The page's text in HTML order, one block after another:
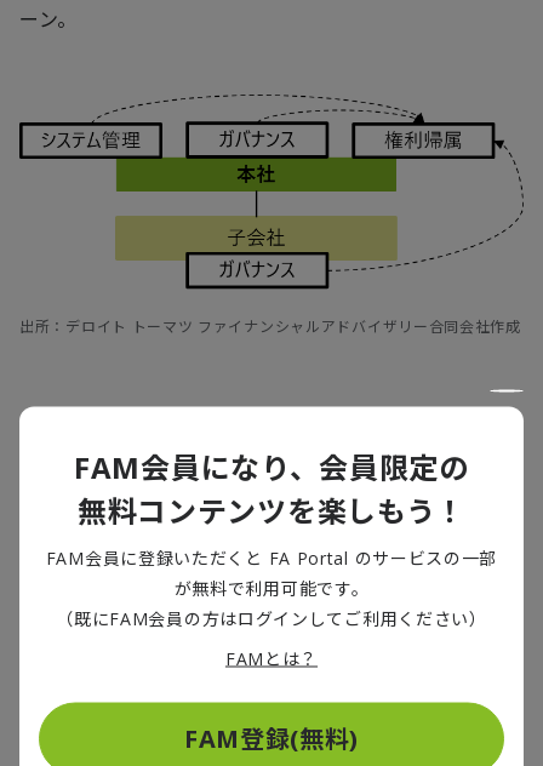
ーン。
出所：デロイト トーマツ ファイナンシャルアドバイザリー合同会社作成
＜メリット＞
◎本社の意思を反映した効率的な特許のグループ内活
用や他社へのライセンス、または情報把握によるグル
ープ全体の知財戦略策定が可能
◎システムをグループにて統一すれば、グループ全体の
◎重要領域に関しては、本社意思による出願強化が可
モチベーション低下はパターン①に比して抑制
FAM会員になり、会員限定の
無料コンテンツを楽しもう！
FAM会員に登録いただくと FA Portal のサービスの一部
が無料で利用可能です。
（既にFAM会員の方はログインしてご利用ください）
FAMとは？
FAM登録(無料)